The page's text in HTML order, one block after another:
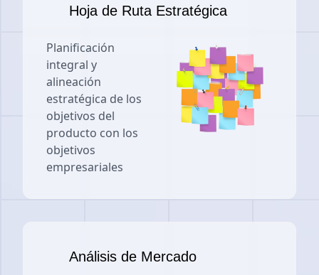
Hoja de Ruta Estratégica
Planificación
integral y
alineación
estratégica de los
objetivos del
producto con los
objetivos
empresariales
Análisis de Mercado